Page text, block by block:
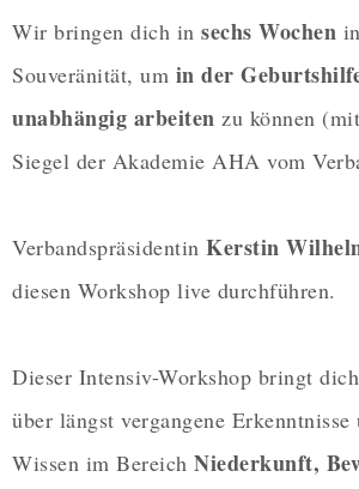
Wir bringen dich in sechs Wochen
Souveränität, um in der
unabhängig arbeiten zu können
Siegel der Akademie AHA vom
Verbandspräsidentin Kerstin
diesen Workshop live durchführen.
Dieser Intensiv-Workshop bringt
über längst vergangene
Wissen im Bereich Niederkunft,